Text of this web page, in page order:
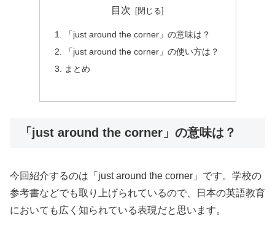
目次
「just around the corner」の意味は？
「just around the corner」の使い方は？
まとめ
「just around the corner」の意味は？
今回紹介するのは「just around the corner」です。学校の
参考書などでも取り上げられているので、日本の英語教育
においても広く知られている表現だと思います。